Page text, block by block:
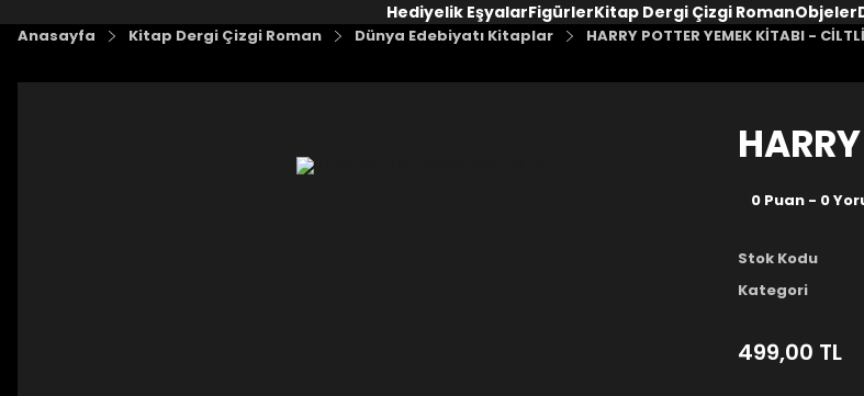
Hediyelik EşyalarFigürlerKitap Dergi Çizgi RomanObjeler
Anasayfa Kitap Dergi Çizgi Roman Dünya Edebiyatı Kitaplar HARRY POTTER YEMEK KİTABI - CİLTLİ
0 Puan - 0
Stok Kodu
Kategori
499,00 TL